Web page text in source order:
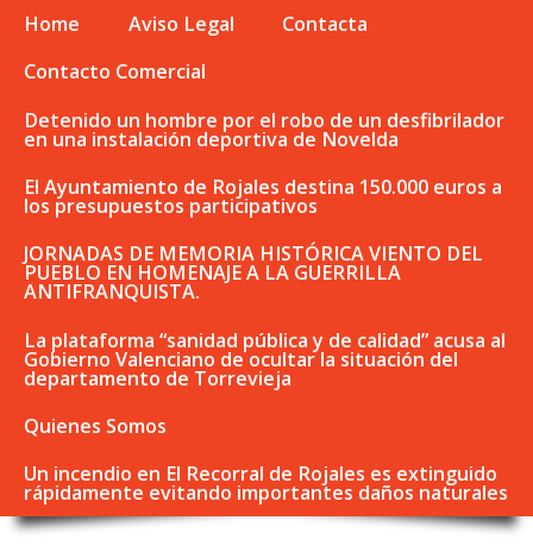
Home Aviso Legal
Contacta
Contacto Comercial
Detenido un hombre por el robo de un desfibrilador
en una instalación deportiva de Novelda
El Ayuntamiento de Rojales destina 150.000 euros a
los presupuestos participativos
JORNADAS DE MEMORIA HISTÓRICA VIENTO DEL
PUEBLO EN HOMENAJE A LA GUERRILLA
ANTIFRANQUISTA.
La plataforma “sanidad pública y de calidad” acusa al
Gobierno Valenciano de ocultar la situación del
departamento de Torrevieja
Quienes Somos
Un incendio en El Recorral de Rojales es extinguido
rápidamente evitando importantes daños naturales